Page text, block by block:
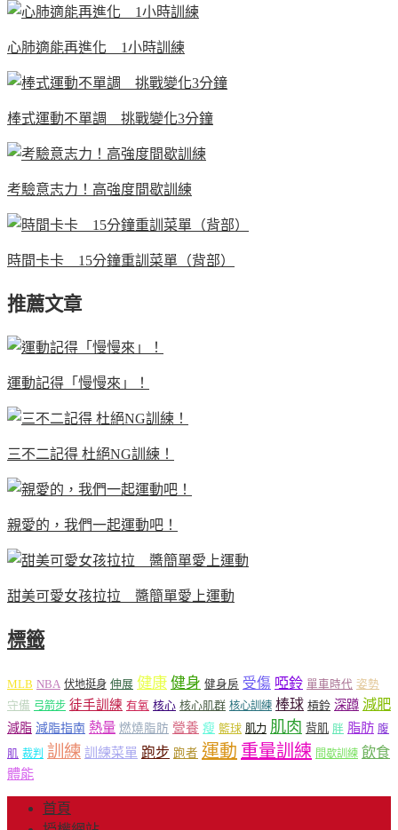
心肺適能再進化 1小時訓練
棒式運動不單調 挑戰變化3分鐘
考驗意志力！高強度間歇訓練
時間卡卡 15分鐘重訓菜單（背部）
推薦文章
運動記得「慢慢來」！
三不二記得 杜絕NG訓練！
親愛的，我們一起運動吧！
甜美可愛女孩拉拉 醬簡單愛上運動
標籤
MLB NBA 伏地挺身 伸展 健康 健身 健身房 受傷 啞鈴 單車時代 姿勢
守備 弓箭步 徒手訓練 有氧 核心 核心肌群 核心訓練 棒球 槓鈴 深蹲 減肥
減脂 減脂指南 熱量 燃燒脂肪 營養 瘦 籃球 肌力 肌肉 背肌 胖 脂肪 腹
肌 裁判 訓練 訓練菜單 跑步 跑者 運動 重量訓練 間歇訓練 飲食
體能
首頁